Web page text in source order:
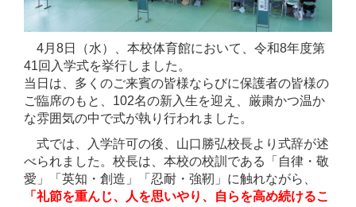
4月8日（水）、本校体育館において、令和8年度第
41回入学式を挙行しました。
当日は、多くのご来賓の皆様ならびに保護者の皆様の
ご臨席のもと、102名の新入生を迎え、厳粛かつ温か
な雰囲気の中で式が執り行われました。
式では、入学許可の後、山口勝弘校長より式辞が述
べられました。校長は、本校の校訓である「自律・敬
愛」「英知・創造」「忍耐・強靭」に触れながら、
「礼節を重んじ、人を思いやり、自らを高め続けるこ